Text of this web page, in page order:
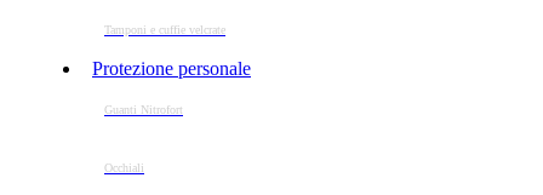
Tamponi e cuffie velcrate
Protezione personale
Guanti Nitrofort
Occhiali